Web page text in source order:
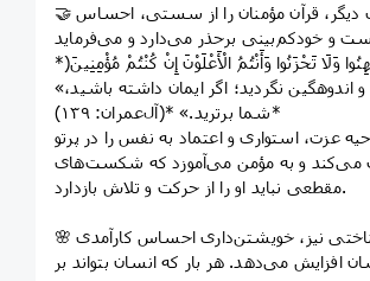
🤝 از سوی دیگر، قرآن مؤمنان را از سستی، احساس
«سست نشوید و اندوهگین نگردید؛ اگر ایمان داشته باشید،
شما برترید.» *(آل‌عمران: ۱۳۹)*
عزت، استواری و اعتماد به نفس را در پرتو
می‌کند و به مؤمن می‌آموزد که شکست‌های
مقطعی نباید او را از حرکت و تلاش بازدارد.
🌸 از منظر روان‌شناختی نیز، خویشتن‌داری احساس کارآمدی
افزایش می‌دهد. هر بار که انسان بتواند بر